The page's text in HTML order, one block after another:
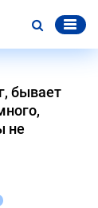
бывает
не